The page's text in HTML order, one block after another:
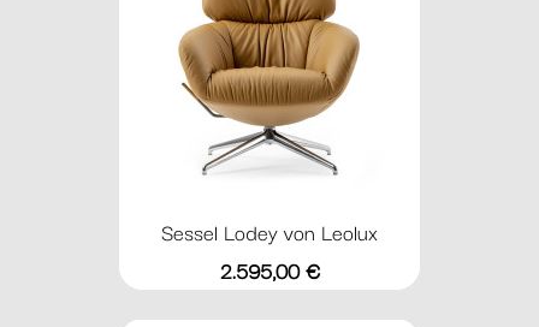
Sessel Lodey von Leolux
Preis
2.595,00 €